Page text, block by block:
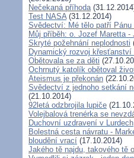
Nečekaná příhoda
Test NASA(31.12.2014)
Svědectví: Mé tělo patří
Můj příběh: o. Jozef Maretta
Skryté požehnání neplodnosti
Dynamický rozvoj křesťanství
Obětovala se za děti
Ochrnutý katolík obětoval
Ateismus je překonán
Svědectví z jednoho setkání
(21.10.2014)
92letá odzbrojila lupiče
Volejbalová trenérka se
Duchovní uzdravení v Lurdech
Bolestná cesta návratu -
bloudění vrací (17.10.2014)
Jakého tě najdu, takového tě